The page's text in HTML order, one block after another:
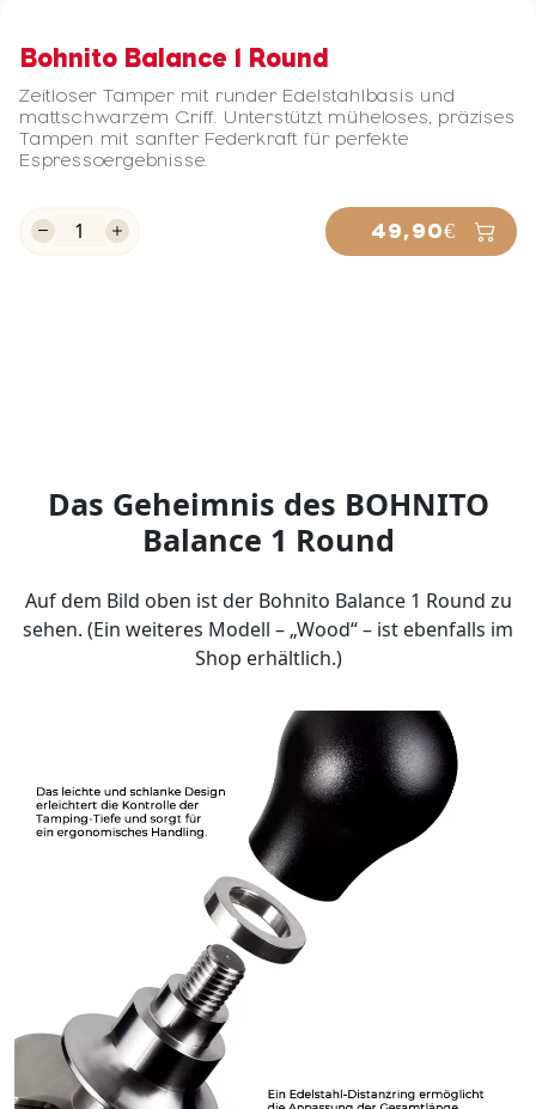
Bohnito Balance 1 Round
Zeitloser Tamper mit runder Edelstahlbasis und
mattschwarzem Griff. Unterstützt müheloses, präzises
Tampen mit sanfter Federkraft für perfekte
Espressoergebnisse.
49,90€
Das Geheimnis des BOHNITO
Balance 1 Round
Auf dem Bild oben ist der Bohnito Balance 1 Round zu
sehen. (Ein weiteres Modell – „Wood“ – ist ebenfalls im
Shop erhältlich.)